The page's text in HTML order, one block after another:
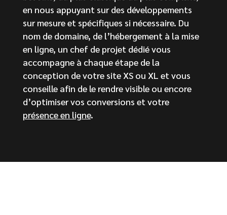
en nous appuyant sur des développements
sur mesure et spécifiques si nécessaire. Du
nom de domaine, de l’hébergement à la mise
en ligne, un chef de projet dédié vous
accompagne à chaque étape de la
conception de votre site XS ou XL et vous
conseille afin de le rendre visible ou encore
d’optimiser vos conversions et votre
présence en ligne.